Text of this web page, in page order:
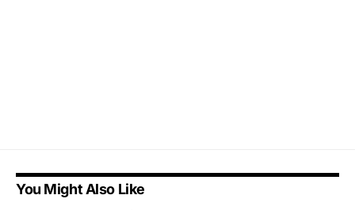
You Might Also Like